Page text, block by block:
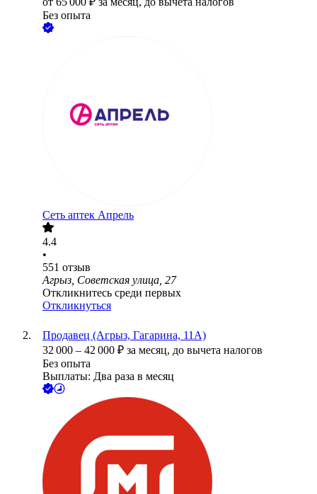
Без опыта
Сеть аптек Апрель
4.4
•
551 отзыв
Агрыз, Советская улица, 27
Откликнитесь среди первых
Откликнуться
Продавец (Агрыз, Гагарина, 11А)
32 000 – 42 000 ₽ за месяц, до вычета налогов
Без опыта
Выплаты: Два раза в месяц